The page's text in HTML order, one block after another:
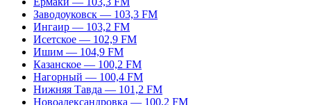
Заводоуковск — 103,3 FM
Ингаир — 103,2 FM
Исетское — 102,9 FM
Ишим — 104,9 FM
Казанское — 100,2 FM
Нагорный — 100,4 FM
Нижняя Тавда — 101,2 FM
Новоалександровка — 100,2 FM